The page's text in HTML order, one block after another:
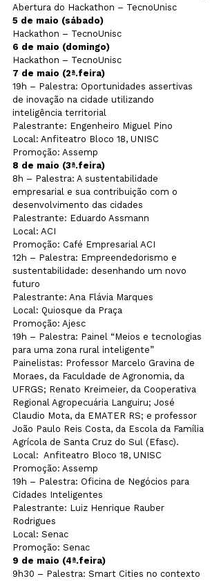
Abertura do Hackathon – TecnoUnisc
5 de maio (sábado)
Hackathon – TecnoUnisc
6 de maio (domingo)
Hackathon – TecnoUnisc
7 de maio (2ª.feira)
19h – Palestra: Oportunidades assertivas
de inovação na cidade utilizando
inteligência territorial
Palestrante: Engenheiro Miguel Pino
Local: Anfiteatro Bloco 18, UNISC
Promoção: Assemp
8 de maio (3ª.feira)
8h – Palestra: A sustentabilidade
empresarial e sua contribuição com o
desenvolvimento das cidades
Palestrante: Eduardo Assmann
Local: ACI
Promoção: Café Empresarial ACI
12h – Palestra: Empreendedorismo e
sustentabilidade: desenhando um novo
futuro
Palestrante: Ana Flávia Marques
Local: Quiosque da Praça
Promoção: Ajesc
19h – Palestra: Painel “Meios e tecnologias
para uma zona rural inteligente”
Painelistas: Professor Marcelo Gravina de
Moraes, da Faculdade de Agronomia, da
UFRGS; Renato Kreimeier, da Cooperativa
Regional Agropecuária Languiru; José
Claudio Mota, da EMATER RS; e professor
João Paulo Reis Costa, da Escola da Família
Agrícola de Santa Cruz do Sul (Efasc).
Local:  Anfiteatro Bloco 18, UNISC
Promoção: Assemp
19h – Palestra: Oficina de Negócios para
Cidades Inteligentes
Palestrante: Luiz Henrique Rauber
Rodrigues
Local: Senac
Promoção: Senac
9 de maio (4ª.feira)
9h30 – Palestra: Smart Cities no contexto